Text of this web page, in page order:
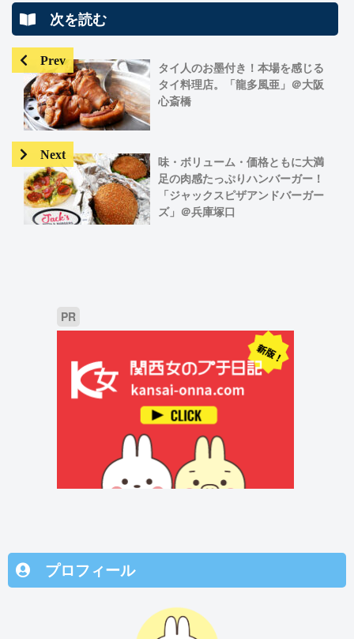
次を読む
タイ人のお墨付き！本場を感じる
タイ料理店。「龍多風亜」＠大阪
心斎橋
味・ボリューム・価格ともに大満
足の肉感たっぷりハンバーガー！
「ジャックスピザアンドバーガー
ズ」＠兵庫塚口
PR
プロフィール